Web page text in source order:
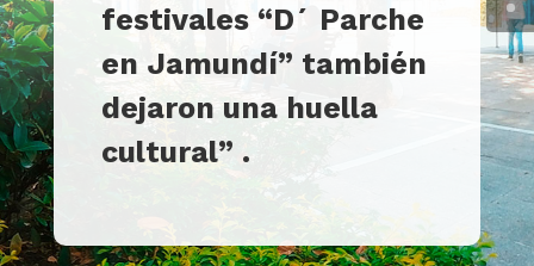
festivales “D´ Parche
en Jamundí” también
dejaron una huella
cultural” .